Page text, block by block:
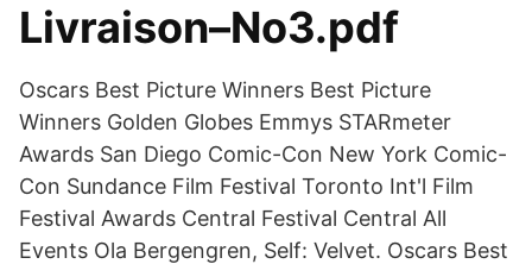
Livraison–No3.pdf
Oscars Best Picture Winners Best Picture
Winners Golden Globes Emmys STARmeter
Awards San Diego Comic-Con New York Comic-
Con Sundance Film Festival Toronto Int'l Film
Festival Awards Central Festival Central All
Events Ola Bergengren, Self: Velvet. Oscars Best